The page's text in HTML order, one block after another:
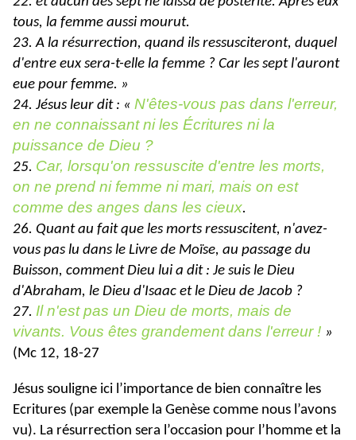
tous, la femme aussi mourut.
23. A la résurrection, quand ils ressusciteront, duquel
d'entre eux sera-t-elle la femme ? Car les sept l'auront
eue pour femme. »
24. Jésus leur dit : « N'êtes-vous pas dans l'erreur,
en ne connaissant ni les Écritures ni la
puissance de Dieu ?
25. Car, lorsqu'on ressuscite d'entre les morts,
on ne prend ni femme ni mari, mais on est
comme des anges dans les cieux.
26. Quant au fait que les morts ressuscitent, n'avez-
vous pas lu dans le Livre de Moïse, au passage du
Buisson, comment Dieu lui a dit : Je suis le Dieu
d'Abraham, le Dieu d'Isaac et le Dieu de Jacob ?
27. Il n'est pas un Dieu de morts, mais de
vivants. Vous êtes grandement dans l'erreur ! »
(Mc 12, 18-27
Jésus souligne ici l’importance de bien connaître les
Ecritures (par exemple la Genèse comme nous l’avons
vu). La résurrection sera l’occasion pour l’homme et la